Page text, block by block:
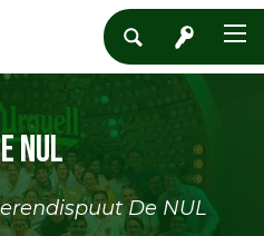
NUL
De NUL